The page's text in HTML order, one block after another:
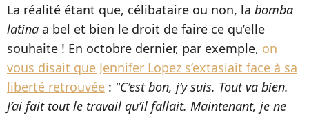
La réalité étant que, célibataire ou non, la bomba
latina a bel et bien le droit de faire ce qu’elle
souhaite ! En octobre dernier, par exemple, on
vous disait que Jennifer Lopez s’extasiait face à sa
liberté retrouvée : "C’est bon, j’y suis. Tout va bien.
J’ai fait tout le travail qu’il fallait. Maintenant, je ne